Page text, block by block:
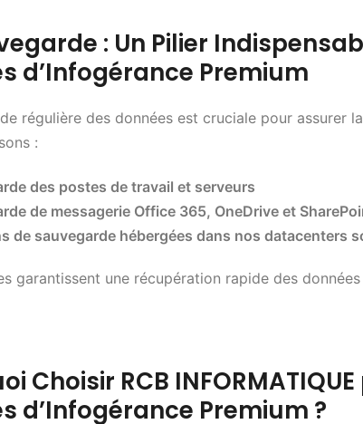
: Un Pilier
d’Infogérance Premium
régulière des données est cruciale pour assurer
:
des postes de travail et serveurs
de messagerie Office 365, OneDrive et
de sauvegarde hébergées dans nos datacenters
garantissent une récupération rapide des
Choisir RCB
d’Infogérance Premium ?